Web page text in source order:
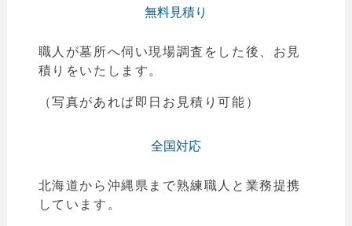
無料見積り
職人が墓所へ伺い現場調査をした後、お見
積りをいたします。
（写真があれば即日お見積り可能）
全国対応
北海道から沖縄県まで熟練職人と業務提携
しています。